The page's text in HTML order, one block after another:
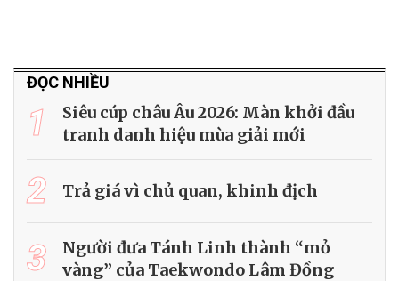
ĐỌC NHIỀU
1
Siêu cúp châu Âu 2026: Màn khởi đầu
tranh danh hiệu mùa giải mới
2 Trả giá vì chủ quan, khinh địch
3
Người đưa Tánh Linh thành “mỏ
vàng” của Taekwondo Lâm Đồng